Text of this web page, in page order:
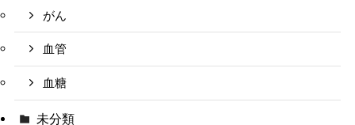
がん
血管
血糖
未分類